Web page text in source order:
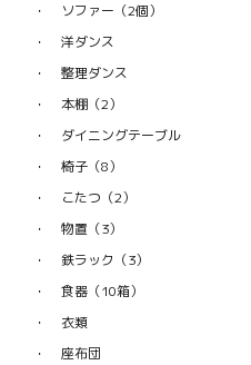
ソファー（2個）
洋ダンス
整理ダンス
本棚（2）
ダイニングテーブル
椅子（8）
こたつ（2）
物置（3）
鉄ラック（3）
食器（10箱）
衣類
座布団